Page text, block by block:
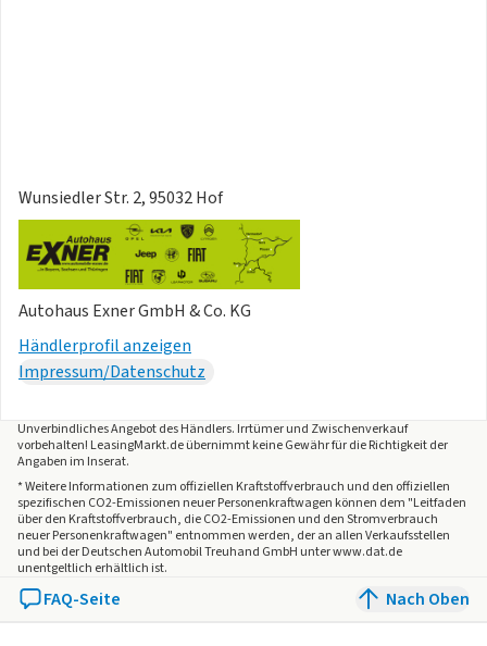
Wunsiedler Str. 2, 95032 Hof
Autohaus Exner GmbH & Co. KG
Händlerprofil anzeigen
Impressum/Datenschutz
Unverbindliches Angebot desHändlers. Irrtümer und Zwischenverkauf
vorbehalten! LeasingMarkt.de übernimmt keine Gewähr für die Richtigkeit der
Angaben im Inserat.
* Weitere Informationen zum offiziellen Kraftstoffverbrauch und den offiziellen
spezifischen CO2-Emissionen neuer Personenkraftwagen können dem "Leitfaden
über den Kraftstoffverbrauch, die CO2-Emissionen und den Stromverbrauch
neuer Personenkraftwagen" entnommen werden, der an allen Verkaufsstellen
und bei der Deutschen Automobil Treuhand GmbH unter www.dat.de
unentgeltlich erhältlich ist.
FAQ-Seite Nach Oben